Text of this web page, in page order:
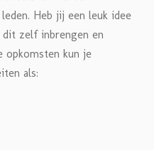
Heb jij een leuk idee
zelf inbrengen en
opkomsten kun je
als: